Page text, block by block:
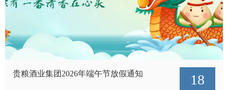
媒体报
活动信
贵粮酒业集团2026年端午节放假通知 18